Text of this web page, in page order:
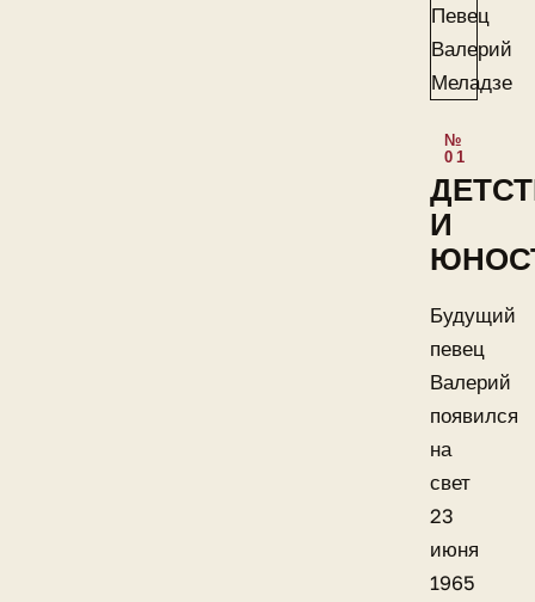
И
Будущий
певец
Валерий
появился
на
свет
23
июня
1965